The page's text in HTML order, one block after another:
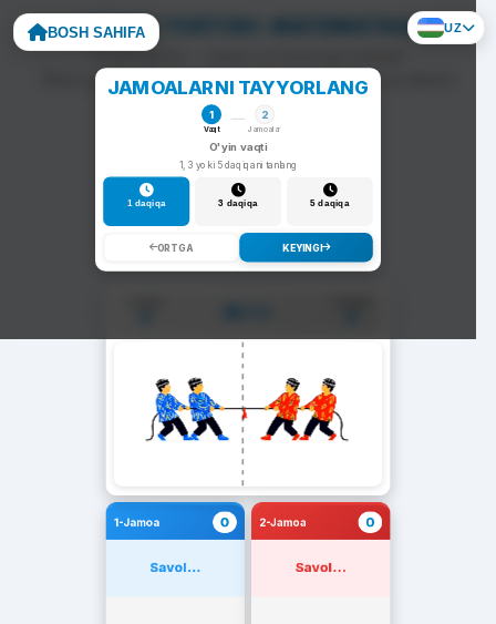
BOSH SAHIFA UZ
ARQON TORTISH: MATEMATIKA
To'g'ri javob — arqon siz tomonga tortiladi.
Noto'g'ri javob — arqon raqib tomonga siljiydi va darhol
yangi savol chiqadi.
JAMOALARNI TAYYORLANG
1
Vaqt
2
Jamoalar
O'yin vaqti
1, 3 yoki 5 daqiqani tanlang
1 daqiqa 3 daqiqa 5 daqiqa
ORTGA KEYINGI
1-Jamoa 0
Savol...
2-Jamoa 0
Savol...